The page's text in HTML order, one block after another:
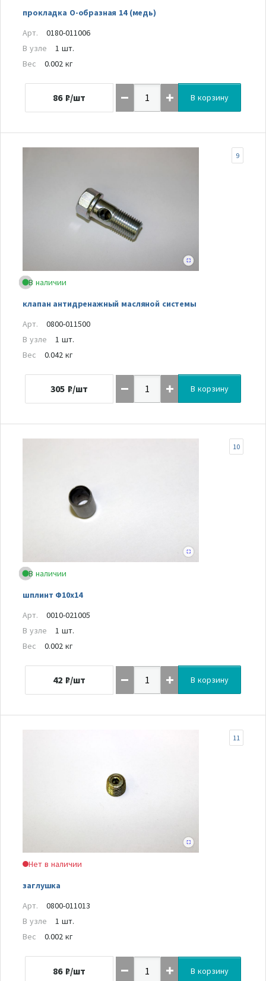
прокладка О-образная 14 (медь)
Арт.
0180-011006
В узле
1 шт.
Вес
0.002 кг
86 ₽/шт В корзину
В наличии
клапан антидренажный масляной системы
9
Арт.
0800-011500
В узле
1 шт.
Вес
0.042 кг
305 ₽/шт В корзину
В наличии
шплинт Ф10х14
10
Арт.
0010-021005
В узле
1 шт.
Вес
0.002 кг
42 ₽/шт В корзину
Нет в наличии
заглушка
11
Арт.
0800-011013
В узле
1 шт.
Вес
0.002 кг
86 ₽/шт В корзину